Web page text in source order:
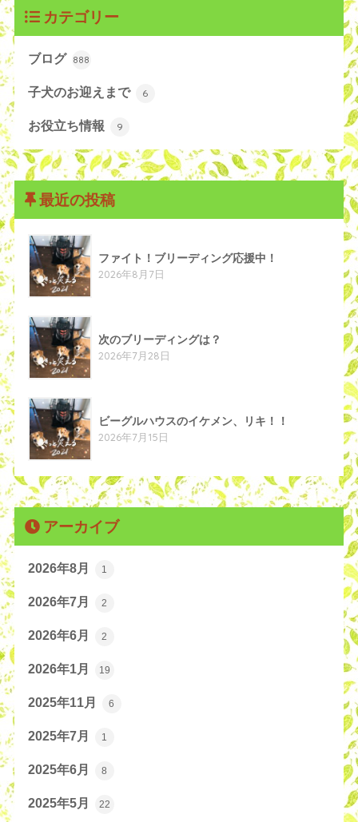
カテゴリー
ブログ 888
子犬のお迎えまで 6
お役立ち情報 9
最近の投稿
ファイト！ブリーディング応援中！
2026年8月7日
次のブリーディングは？
2026年7月28日
ビーグルハウスのイケメン、リキ！！
2026年7月15日
アーカイブ
2026年8月 1
2026年7月 2
2026年6月 2
2026年1月 19
2025年11月 6
2025年7月 1
2025年6月 8
2025年5月 22